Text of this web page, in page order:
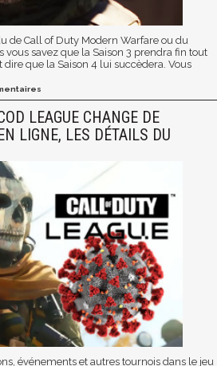
de Call of Duty Modern Warfare ou du
vous savez que la Saison 3 prendra fin tout
que la Saison 4 lui succèdera. Vous
LEAGUE CHANGE DE
LIGNE, LES DÉTAILS DU
événements et autres tournois dans le jeu